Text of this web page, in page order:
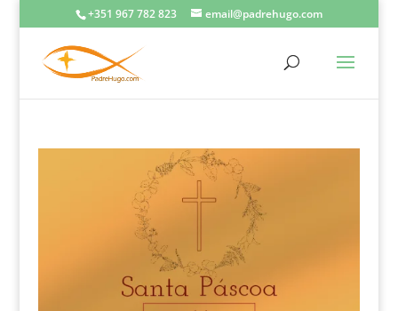
+351 967 782 823 email@padrehugo.com